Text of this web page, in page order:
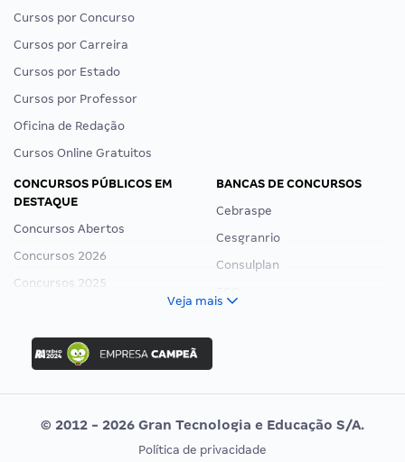
Cursos por Concurso
Cursos por Carreira
Cursos por Estado
Cursos por Professor
Oficina de Redação
Cursos Online Gratuitos
CONCURSOS PÚBLICOS EM
DESTAQUE
Concursos Abertos
Concursos 2026
Concursos 2025
Concurso Ibama
Concurso MPU
Editais publicados
BANCAS DE CONCURSOS
Cebraspe
Cesgranrio
Consulplan
Vunesp
CONCURSOS POR PROFISSÃO EXAME DE ORDEM
Veja mais
© 2012 - 2026 Gran Tecnologia e Educação S/A.
Política de privacidade